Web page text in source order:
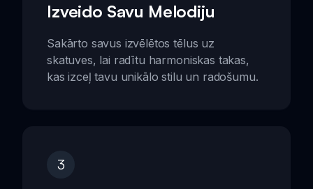
Izveido Savu Melodiju
Sakārto savus izvēlētos tēlus uz
skatuves, lai radītu harmoniskas takas,
kas izceļ tavu unikālo stilu un radošumu.
3